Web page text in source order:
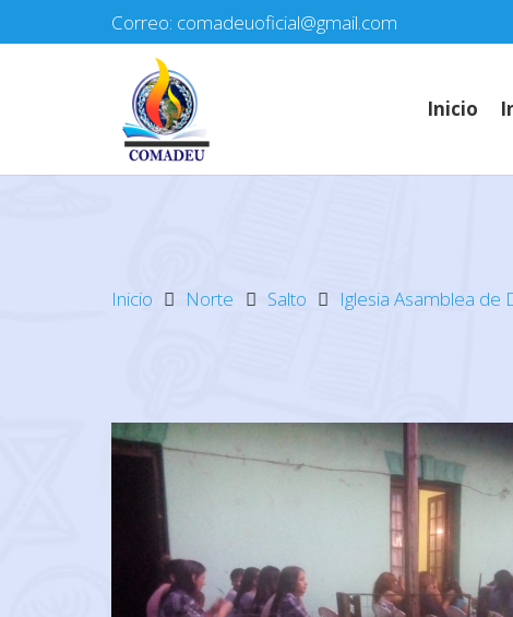
Correo: comadeuoficial@gmail.com
Inicio
Inicio Norte Salto Iglesia Asamblea de